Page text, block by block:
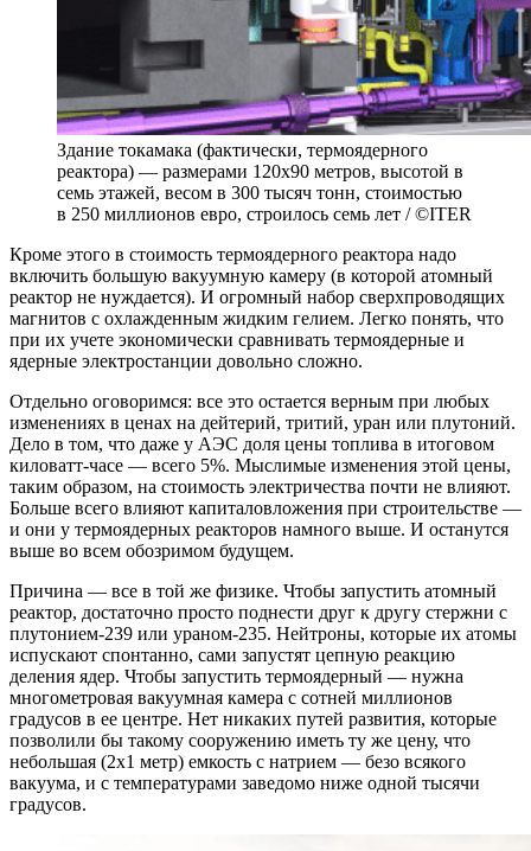
Здание токамака (фактически, термоядерного
реактора) — размерами 120х90 метров, высотой в
семь этажей, весом в 300 тысяч тонн, стоимостью
в 250 миллионов евро, строилось семь лет / ©ITER
Кроме этого в стоимость термоядерного реактора надо
включить большую вакуумную камеру (в которой атомный
реактор не нуждается). И огромный набор сверхпроводящих
магнитов с охлажденным жидким гелием. Легко понять, что
при их учете экономически сравнивать термоядерные и
ядерные электростанции довольно сложно.
Отдельно оговоримся: все это остается верным при любых
изменениях в ценах на дейтерий, тритий, уран или плутоний.
Дело в том, что даже у АЭС доля цены топлива в итоговом
киловатт-часе — всего 5%. Мыслимые изменения этой цены,
таким образом, на стоимость электричества почти не влияют.
Больше всего влияют капиталовложения при строительстве —
и они у термоядерных реакторов намного выше. И останутся
выше во всем обозримом будущем.
Причина — все в той же физике. Чтобы запустить атомный
реактор, достаточно просто поднести друг к другу стержни с
плутонием-239 или ураном-235. Нейтроны, которые их атомы
испускают спонтанно, сами запустят цепную реакцию
деления ядер. Чтобы запустить термоядерный — нужна
многометровая вакуумная камера с сотней миллионов
градусов в ее центре. Нет никаких путей развития, которые
позволили бы такому сооружению иметь ту же цену, что
небольшая (2х1 метр) емкость с натрием — безо всякого
вакуума, и с температурами заведомо ниже одной тысячи
градусов.